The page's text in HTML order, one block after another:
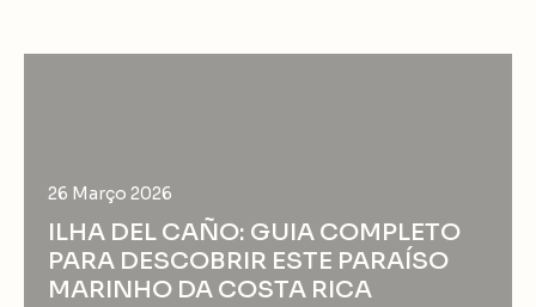
26 Março 2026
ILHA DEL CAÑO: GUIA COMPLETO
PARA DESCOBRIR ESTE PARAÍSO
MARINHO DA COSTA RICA